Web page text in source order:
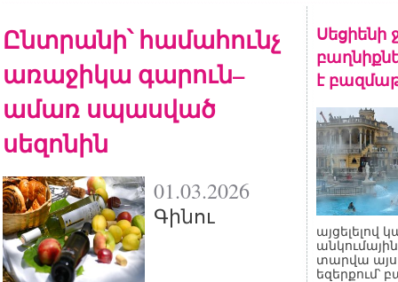
Ընտրանի՝ համահունչ
առաջիկա գարուն–
ամառ սպասված
սեզոնին
01.03.2026
Գինու
Սեցիենի
է
այցելելով
տարվա այս
եզերքում՝